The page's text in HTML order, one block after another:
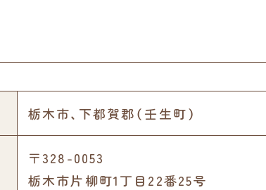
栃木市、下都賀郡（壬生町）
〒328-0053
栃木市片柳町1丁目22番25号